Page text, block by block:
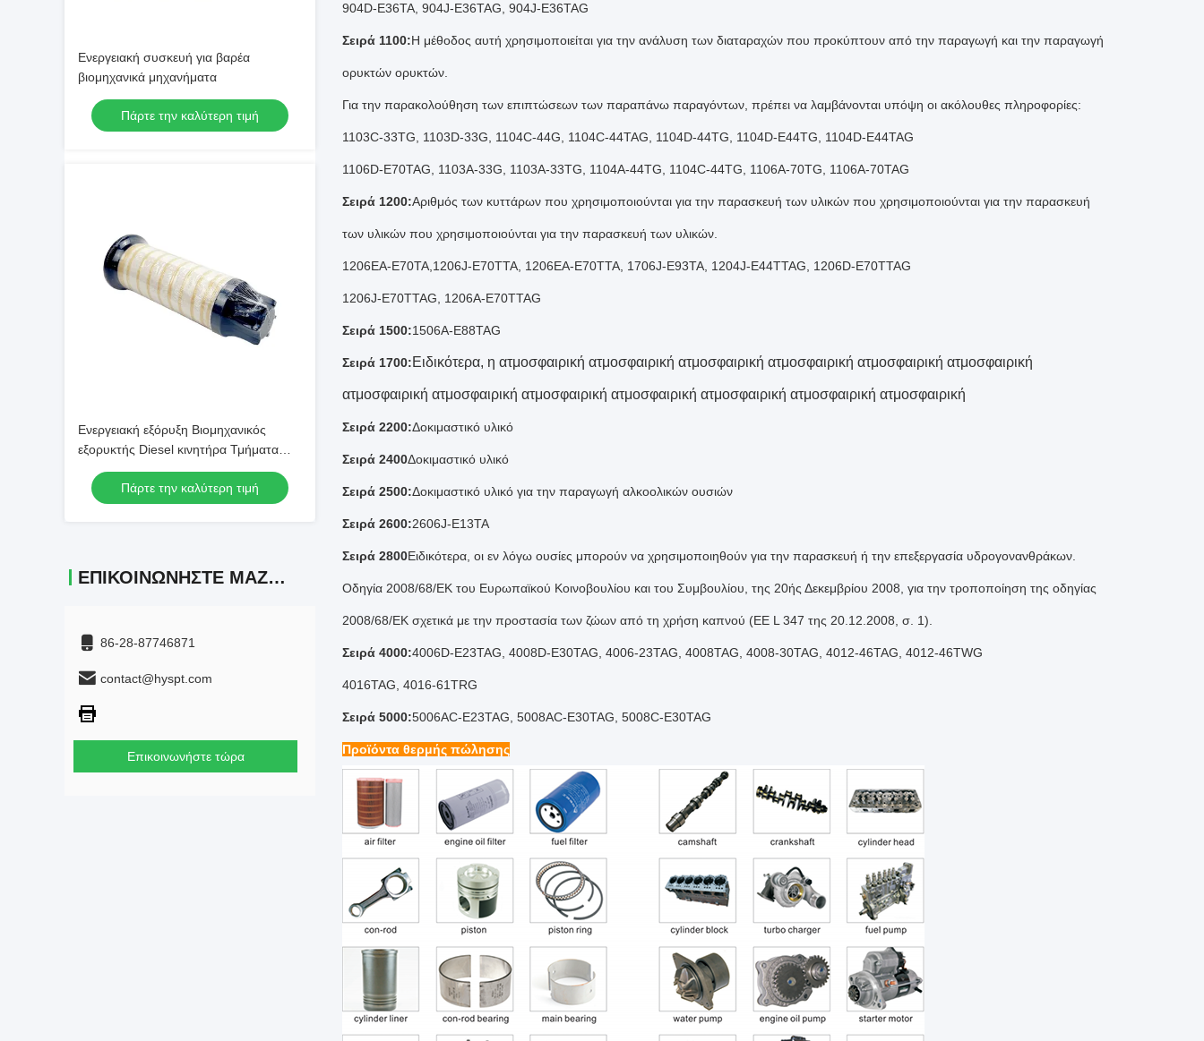
Ενεργειακή συσκευή για βαρέα
βιομηχανικά μηχανήματα
Πάρτε την καλύτερη τιμή
Ενεργειακή εξόρυξη Βιομηχανικός
εξορυκτής Diesel κινητήρα Τμήματα
4794132 Φίλτρο καυσίμου Για Perkins
Πάρτε την καλύτερη τιμή
ΕΠΙΚΟΙΝΩΝΉΣΤΕ ΜΑΖΊ ΜΑΣ
86-28-87746871
contact@hyspt.com
Επικοινωνήστε τώρα
904D-E36TA, 904J-E36TAG, 904J-E36TAG
Σειρά 1100:Η μέθοδος αυτή χρησιμοποιείται για την ανάλυση των διαταραχών που προκύπτουν από την παραγωγή και την παραγωγή
ορυκτών ορυκτών.
Για την παρακολούθηση των επιπτώσεων των παραπάνω παραγόντων, πρέπει να λαμβάνονται υπόψη οι ακόλουθες πληροφορίες:
1103C-33TG, 1103D-33G, 1104C-44G, 1104C-44TAG, 1104D-44TG, 1104D-E44TG, 1104D-E44TAG
1106D-E70TAG, 1103A-33G, 1103A-33TG, 1104A-44TG, 1104C-44TG, 1106A-70TG, 1106A-70TAG
Σειρά 1200:Αριθμός των κυττάρων που χρησιμοποιούνται για την παρασκευή των υλικών που χρησιμοποιούνται για την παρασκευή
των υλικών που χρησιμοποιούνται για την παρασκευή των υλικών.
1206EA-E70TA 1206J-E70TTA, 1206EA-E70TTA, 1706J-E93TA, 1204J-E44TTAG, 1206D-E70TTAG
1206J-E70TTAG, 1206A-E70TTAG
Σειρά 1500:1506A-E88TAG
Σειρά 1700:Ειδικότερα, η ατμοσφαιρική ατμοσφαιρική ατμοσφαιρική ατμοσφαιρική ατμοσφαιρική ατμοσφαιρική
ατμοσφαιρική ατμοσφαιρική ατμοσφαιρική ατμοσφαιρική ατμοσφαιρική ατμοσφαιρική ατμοσφαιρική
Σειρά 2200:Δοκιμαστικό υλικό
Σειρά 2400Δοκιμαστικό υλικό
Σειρά 2500:Δοκιμαστικό υλικό για την παραγωγή αλκοολικών ουσιών
Σειρά 2600:2606J-E13TA
Σειρά 2800Ειδικότερα, οι εν λόγω ουσίες μπορούν να χρησιμοποιηθούν για την παρασκευή ή την επεξεργασία υδρογονανθράκων.
Οδηγία 2008/68/ΕΚ του Ευρωπαϊκού Κοινοβουλίου και του Συμβουλίου, της 20ής Δεκεμβρίου 2008, για την τροποποίηση της οδηγίας
2008/68/ΕΚ σχετικά με την προστασία των ζώων από τη χρήση καπνού (ΕΕ L 347 της 20.12.2008, σ. 1).
Σειρά 4000:4006D-E23TAG, 4008D-E30TAG, 4006-23TAG, 4008TAG, 4008-30TAG, 4012-46TAG, 4012-46TWG
4016TAG, 4016-61TRG
Σειρά 5000:5006AC-E23TAG, 5008AC-E30TAG, 5008C-E30TAG
Προϊόντα θερμής πώλησης